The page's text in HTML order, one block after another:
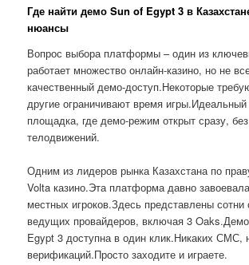
Где найти демо Sun of Egypt 3 в
нюансы
Вопрос выбора платформы – один из
работает множество онлайн-казино, но не
качественный демо-доступ.Некоторые
другие ограничивают время игры.Идеальный
площадка, где демо-режим открыт сразу,
телодвижений.
Одним из лидеров рынка Казахстана по
Volta казино.Эта платформа давно
местных игроков.Здесь представлены сотни
ведущих провайдеров, включая 3
Egypt 3 доступна в один клик.Никаких СМС,
верификаций.Просто заходите и играете.